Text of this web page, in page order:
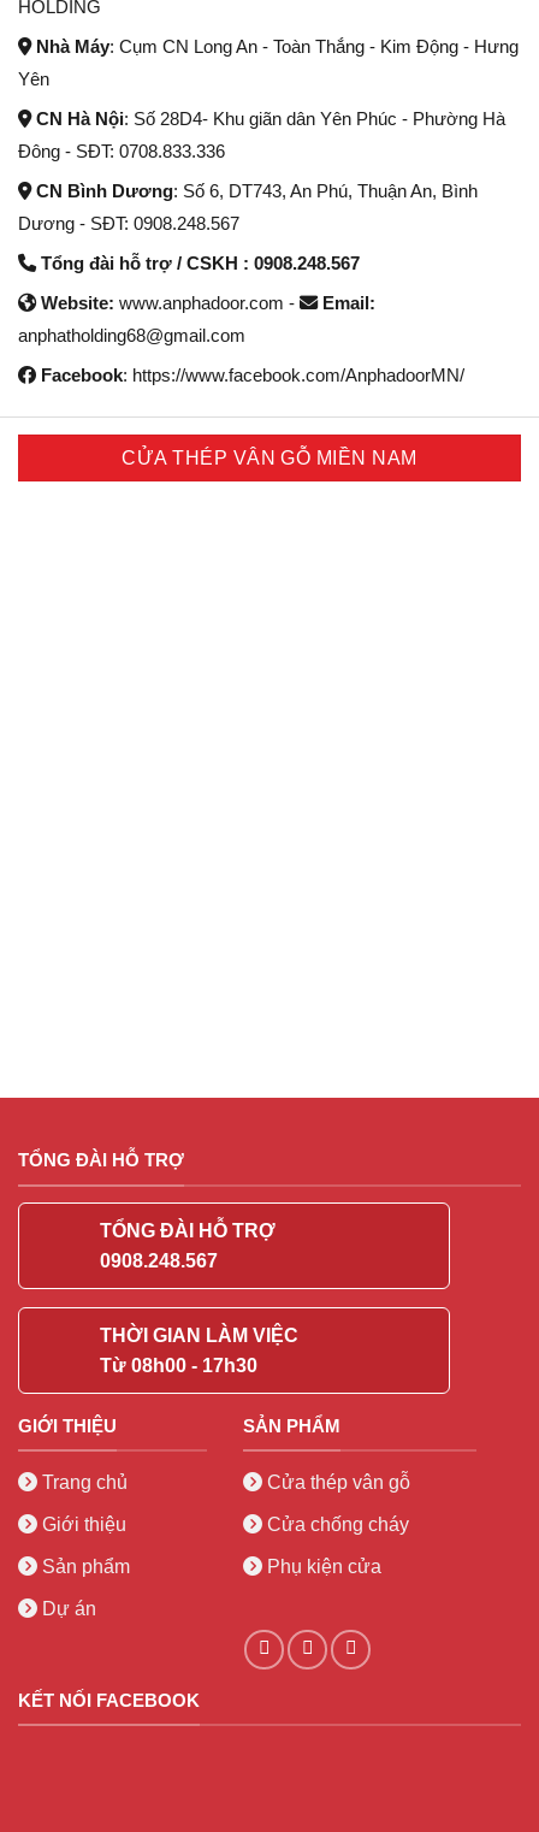
HOLDING
Nhà Máy: Cụm CN Long An - Toàn Thắng - Kim Động - Hưng
Yên
CN Hà Nội: Số 28D4- Khu giãn dân Yên Phúc - Phường Hà
Đông - SĐT: 0708.833.336
CN Bình Dương: Số 6, DT743, An Phú, Thuận An, Bình
Dương - SĐT: 0908.248.567
Tổng đài hỗ trợ / CSKH : 0908.248.567
Website: www.anphadoor.com -
Email:
anphatholding68@gmail.com
Facebook: https://www.facebook.com/AnphadoorMN/
CỬA THÉP VÂN GỖ MIỀN NAM
TỔNG ĐÀI HỖ TRỢ
TỔNG ĐÀI HỖ TRỢ
0908.248.567
THỜI GIAN LÀM VIỆC
Từ 08h00 - 17h30
GIỚI THIỆU
Trang chủ
Giới thiệu
Sản phẩm
Dự án
SẢN PHẨM
Cửa thép vân gỗ
Cửa chống cháy
Phụ kiện cửa
KẾT NỐI FACEBOOK